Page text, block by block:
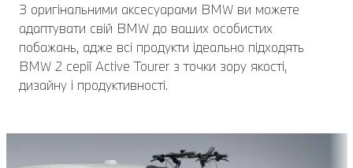
З оригінальними аксесуарами BMW ви можете
адаптувати свій BMW до ваших особистих
побажань, адже всі продукти ідеально підходять
BMW 2 серії Active Tourer з точки зору якості,
дизайну і продуктивності.